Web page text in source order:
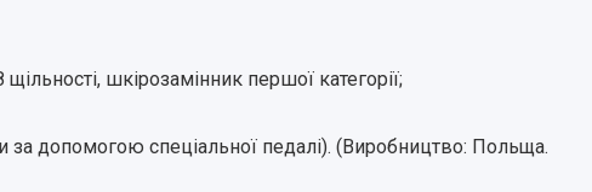
шкірозамінник першої категорії;
допомогою спеціальної педалі). (Виробництво: Польща.